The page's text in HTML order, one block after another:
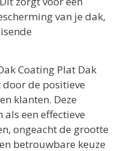
van je dak,
Coating Plat Dak
de positieve
klanten. Deze
een effectieve
ongeacht de grootte
betrouwbare keuze